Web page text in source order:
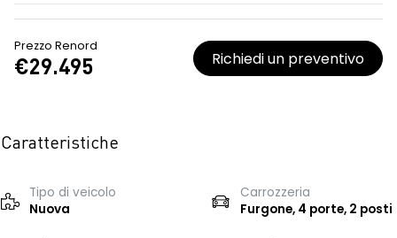
Prezzo Renord
€29.495 Richiedi un preventivo
Caratteristiche
Tipo di veicolo
Nuova
Carrozzeria
Furgone, 4 porte, 2 posti